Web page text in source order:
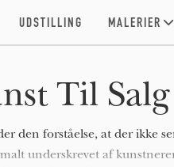
UDSTILLING MALERIER
Til Salg
den forståelse, at der ikke
underskrevet af